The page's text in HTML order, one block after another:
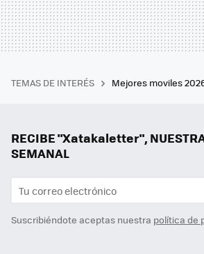
TEMAS DE INTERÉS Mejores moviles
RECIBE "Xatakaletter",
SEMANAL
Suscribiéndote aceptas nuestra política de